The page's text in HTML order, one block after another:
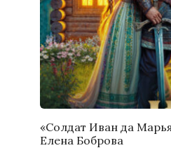
«Солдат Иван да
Елена Боброва